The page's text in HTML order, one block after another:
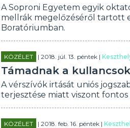
A Soproni Egyetem egyik
mellrák megelőzéséről tartott
Boratóriumban.
KÖZÉLET | 2018. júl. 13. péntek |
Támadnak a kullancsok
A vérszívók irtását uniós
terjesztése miatt viszont fontos
KÖZÉLET | 2018. feb. 16. péntek |